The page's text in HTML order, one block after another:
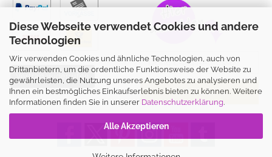
Diese Webseite verwendet Cookies und andere
Technologien
Wir verwenden Cookies und ähnliche Technologien, auch von
Drittanbietern, um die ordentliche Funktionsweise der Website zu
gewährleisten, die Nutzung unseres Angebotes zu analysieren und
Ihnen ein bestmögliches Einkaufserlebnis bieten zu können. Weitere
Informationen finden Sie in unserer Datenschutzerklärung.
Alle Akzeptieren
Vertrag widerrufen